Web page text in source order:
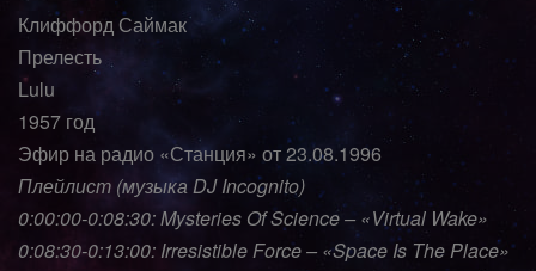
Клиффорд Саймак
Прелесть
Lulu
1957 год
Эфир на радио «Станция» от 23.08.1996
Плейлист (музыка DJ Incognito)
0:00:00-0:08:30: Mysteries Of Science – «Virtual Wake»
0:08:30-0:13:00: Irresistible Force – «Space Is The Place»